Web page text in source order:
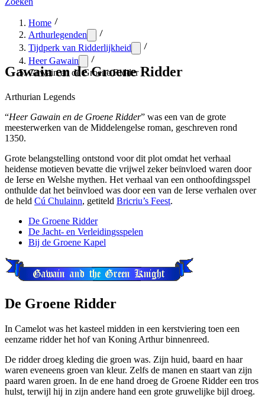
Home
Arthurlegenden
Tijdperk van Ridderlijkheid
Heer Gawain
Gawain en de Groene Ridder
Gawain en de Groene Ridder
Arthurian Legends
“Heer Gawain en de Groene Ridder” was een van de grote
meesterwerken van de Middelengelse roman, geschreven rond
1350.
Grote belangstelling ontstond voor dit plot omdat het verhaal
heidense motieven bevatte die vrijwel zeker beïnvloed waren door
de Ierse en Welshe mythen. Het verhaal van een onthoofdingsspel
onthulde dat het beïnvloed was door een van de Ierse verhalen over
de held Cú Chulainn, getiteld Bricriu’s Feest.
De Groene Ridder
De Jacht- en Verleidingsspelen
Bij de Groene Kapel
De Groene Ridder
In Camelot was het kasteel midden in een kerstviering toen een
eenzame ridder het hof van Koning Arthur binnenreed.
De ridder droeg kleding die groen was. Zijn huid, baard en haar
waren eveneens groen van kleur. Zelfs de manen en staart van zijn
paard waren groen. In de ene hand droeg de Groene Ridder een tros
hulst, terwijl hij in zijn andere hand een grote gruwelijke bijl droeg.